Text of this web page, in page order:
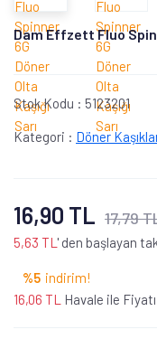
Dam Effzett Fluo
Stok Kodu : 5123201
Kategori : Döner
16,90 TL 17,79
5,63 TL ' den başlayan
%5 indirim!
16,06 TL
Havale ile Fiyatı